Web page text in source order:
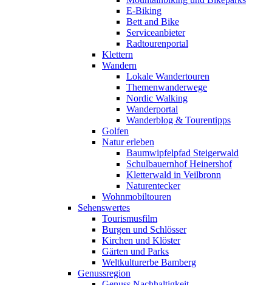
E-Biking
Bett and Bike
Serviceanbieter
Radtourenportal
Klettern
Wandern
Lokale Wandertouren
Themenwanderwege
Nordic Walking
Wanderportal
Wanderblog & Tourentipps
Golfen
Natur erleben
Baumwipfelpfad Steigerwald
Schulbauernhof Heinershof
Kletterwald in Veilbronn
Naturentecker
Wohnmobiltouren
Sehenswertes
Tourismusfilm
Burgen und Schlösser
Kirchen und Klöster
Gärten und Parks
Weltkulturerbe Bamberg
Genussregion